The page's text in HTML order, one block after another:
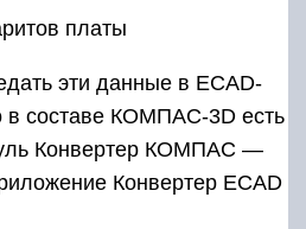
платы
эти данные в ECAD-
в составе КОМПАС-3D есть
Конвертер КОМПАС —
Конвертер ECAD